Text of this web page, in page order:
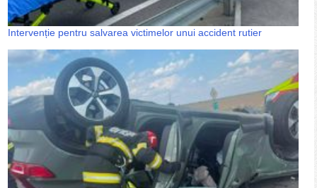
Intervenție pentru salvarea victimelor unui accident rutier